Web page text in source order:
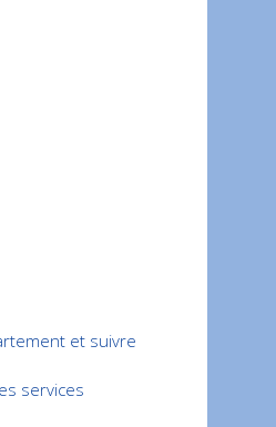
et suivre
services